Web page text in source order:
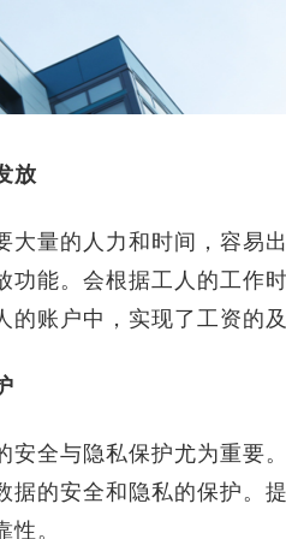
放
量的人力和时间，容易
功能。会根据工人的工作
账户中，实现了工资的
全与隐私保护尤为重要
据的安全和隐私的保护。
。